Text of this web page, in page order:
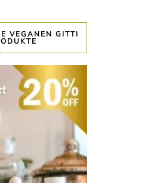
VEGANEN GITTI